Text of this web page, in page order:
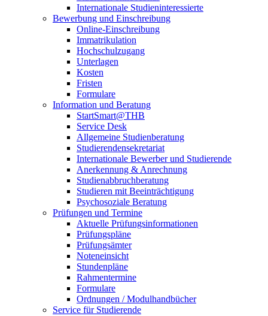
Internationale Studieninteressierte
Bewerbung und Einschreibung
Online-Einschreibung
Immatrikulation
Hochschulzugang
Unterlagen
Kosten
Fristen
Formulare
Information und Beratung
StartSmart@THB
Service Desk
Allgemeine Studienberatung
Studierendensekretariat
Internationale Bewerber und Studierende
Anerkennung & Anrechnung
Studienabbruchberatung
Studieren mit Beeinträchtigung
Psychosoziale Beratung
Prüfungen und Termine
Aktuelle Prüfungsinformationen
Prüfungspläne
Prüfungsämter
Noteneinsicht
Stundenpläne
Rahmentermine
Formulare
Ordnungen / Modulhandbücher
Service für Studierende